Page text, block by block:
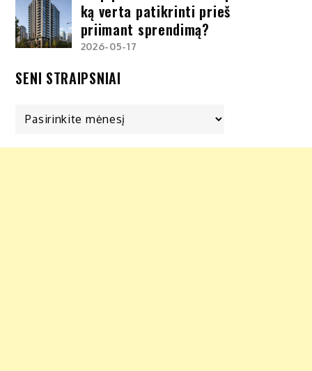
ką verta patikrinti prieš
priimant sprendimą?
2026-05-17
SENI STRAIPSNIAI